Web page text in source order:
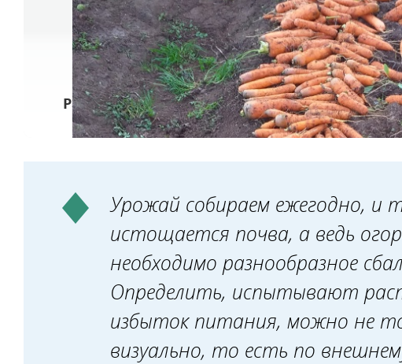
Урожай собираем ежегодно, и
истощается почва, а ведь
необходимо разнообразное
Определить, испытывают
избыток питания, можно не
визуально, то есть по